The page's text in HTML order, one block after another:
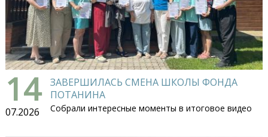
14
07.2026
ЗАВЕРШИЛАСЬ СМЕНА ШКОЛЫ ФОНДА
ПОТАНИНА
Собрали интересные моменты в итоговое видео